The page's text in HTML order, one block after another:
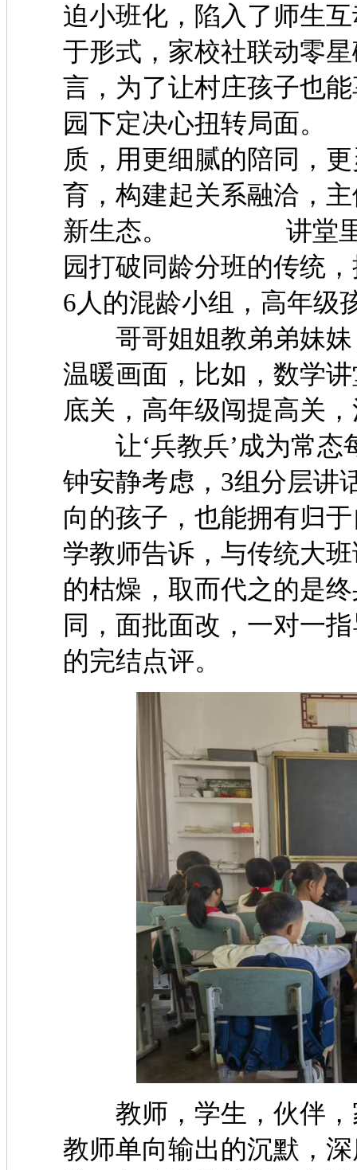
迫小班化，陷入了
于形式，家校社联动零
言，为了让村庄孩子也
园下定决心扭转局
质，用更细腻的陪同，
育，构建起关系融洽，
新生态。 讲堂里的
园打破同龄分班的传统
6人的混龄小组，高年
哥哥姐姐教弟弟妹妹
温暖画面，比如，数学
底关，高年级闯提高
让‘兵教兵’成为常态
钟安静考虑，3组分层讲
向的孩子，也能拥
学教师告诉，与传统大
的枯燥，取而代之的是
同，面批面改，一对一
的完结点评。
教师，学生，伙伴，
教师单向输出的沉默，